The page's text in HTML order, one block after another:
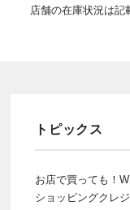
店舗の在庫状況は記
トピックス
お店で買っても！
ショッピングクレ